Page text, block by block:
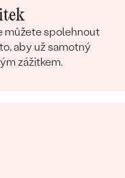
můžete spolehnout
aby už samotný
zážitkem.